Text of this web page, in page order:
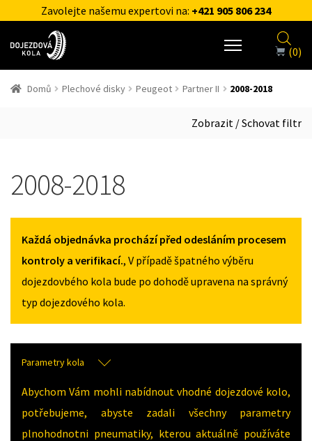
Zavolejte našemu expertovi na: +421 905 806 234
(0)
Domů Plechové disky Peugeot Partner II 2008-2018
Zobrazit / Schovat filtr
2008-2018
Každá objednávka prochází před odesláním procesem
kontroly a verifikací., V případě špatného výběru
dojezdovbého kola bude po dohodě upravena na správný
typ dojezdového kola.
Parametry kola
Abychom Vám mohli nabídnout vhodné dojezdové kolo,
potřebujeme, abyste zadali všechny parametry
plnohodnotni pneumatiky, kterou aktuálně používáte